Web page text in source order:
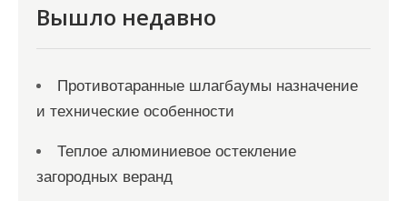
м
Вышло недавно
Противотаранные шлагбаумы назначение
и технические особенности
Теплое алюминиевое остекление
загородных веранд